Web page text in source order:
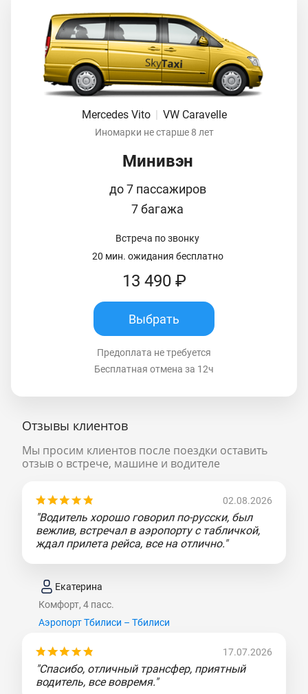
Mercedes Vito VW Caravelle
Иномарки не старше 8 лет
Минивэн
до 7 пассажиров
7 багажа
Встреча по звонку
20 мин. ожидания бесплатно
13 490 ₽
Выбрать
Предоплата не требуется
Бесплатная отмена за 12ч
Отзывы клиентов
Мы просим клиентов после поездки оставить
отзыв о встрече, машине и водителе
02.08.2026
"Водитель хорошо говорил по-русски, был
вежлив, встречал в аэропорту с табличкой,
ждал прилета рейса, все на отлично."
Екатерина
Комфорт, 4 пасс.
Аэропорт Тбилиси – Тбилиси
17.07.2026
"Спасибо, отличный трансфер, приятный
водитель, все вовремя."